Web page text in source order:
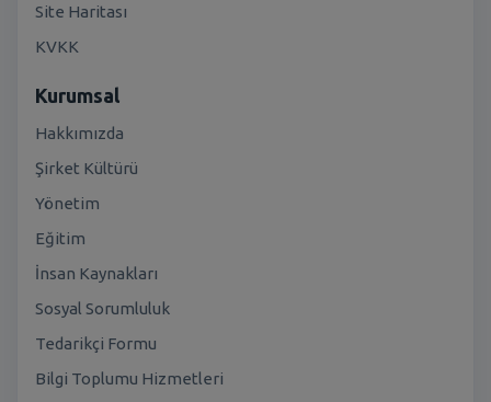
Site Haritası
KVKK
Kurumsal
Hakkımızda
Şirket Kültürü
Yönetim
Eğitim
İnsan Kaynakları
Sosyal Sorumluluk
Tedarikçi Formu
Bilgi Toplumu Hizmetleri